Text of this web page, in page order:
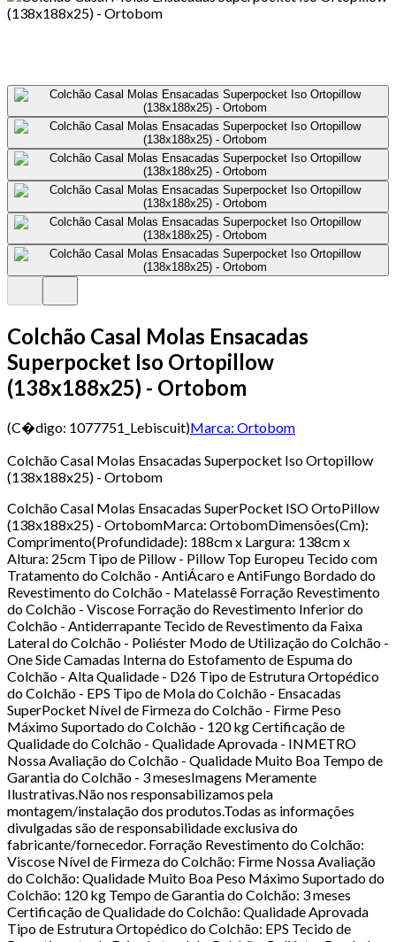
Colchão Casal Molas Ensacadas
Superpocket Iso Ortopillow
(138x188x25) - Ortobom
(C�digo: 1077751_Lebiscuit)Marca: Ortobom
Colchão Casal Molas Ensacadas Superpocket Iso Ortopillow
(138x188x25) - Ortobom
Colchão Casal Molas Ensacadas SuperPocket ISO OrtoPillow
(138x188x25) - OrtobomMarca: OrtobomDimensões(Cm):
Comprimento(Profundidade): 188cm x Largura: 138cm x
Altura: 25cm Tipo de Pillow - Pillow Top Europeu Tecido com
Tratamento do Colchão - AntiÁcaro e AntiFungo Bordado do
Revestimento do Colchão - Matelassê Forração Revestimento
do Colchão - Viscose Forração do Revestimento Inferior do
Colchão - Antiderrapante Tecido de Revestimento da Faixa
Lateral do Colchão - Poliéster Modo de Utilização do Colchão -
One Side Camadas Interna do Estofamento de Espuma do
Colchão - Alta Qualidade - D26 Tipo de Estrutura Ortopédico
do Colchão - EPS Tipo de Mola do Colchão - Ensacadas
SuperPocket Nível de Firmeza do Colchão - Firme Peso
Máximo Suportado do Colchão - 120 kg Certificação de
Qualidade do Colchão - Qualidade Aprovada - INMETRO
Nossa Avaliação do Colchão - Qualidade Muito Boa Tempo de
Garantia do Colchão - 3 mesesImagens Meramente
Ilustrativas.Não nos responsabilizamos pela
montagem/instalação dos produtos.Todas as informações
divulgadas são de responsabilidade exclusiva do
fabricante/fornecedor. Forração Revestimento do Colchão:
Viscose Nível de Firmeza do Colchão: Firme Nossa Avaliação
do Colchão: Qualidade Muito Boa Peso Máximo Suportado do
Colchão: 120 kg Tempo de Garantia do Colchão: 3 meses
Certificação de Qualidade do Colchão: Qualidade Aprovada
Tipo de Estrutura Ortopédico do Colchão: EPS Tecido de